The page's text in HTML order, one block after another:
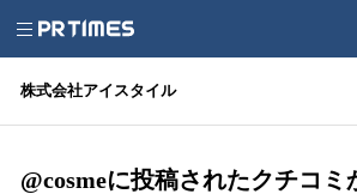
株式会社アイスタイル
@cosmeに投稿されたクチコミ